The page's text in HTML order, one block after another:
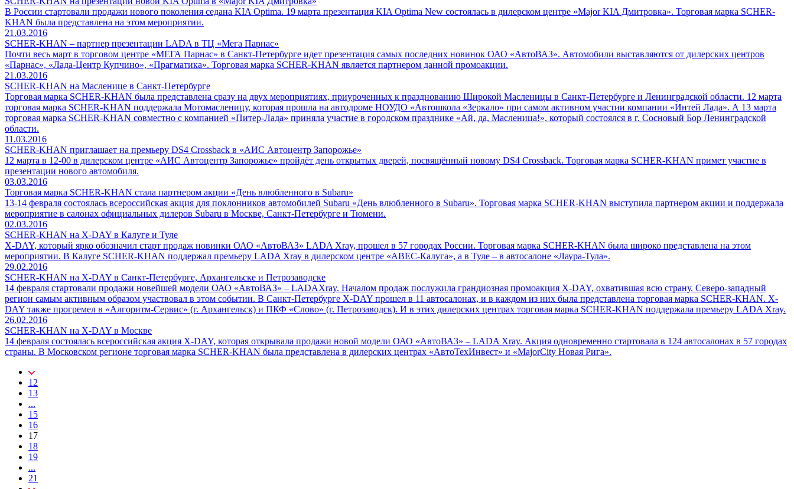
В России стартовали продажи нового поколения седана KIA Optima. 19 марта презентация KIA Optima New состоялась в дилерском центре «Major KIA Дмитровка». Торговая марка SCHER-
KHAN была представлена на этом мероприятии.
21.03.2016
SCHER-KHAN – партнер презентации LADA в ТЦ «Мега Парнас»
Почти весь март в торговом центре «МЕГА Парнас» в Санкт-Петербурге идет презентация самых последних новинок ОАО «АвтоВАЗ». Автомобили выставляются от дилерских центров
«Парнас», «Лада-Центр Купчино», «Прагматика». Торговая марка SCHER-KHAN является партнером данной промоакции.
21.03.2016
SCHER-KHAN на Масленице в Санкт-Петербурге
Торговая марка SCHER-KHAN была представлена сразу на двух мероприятиях, приуроченных к празднованию Широкой Масленицы в Санкт-Петербурге и Ленинградской области. 12 марта
торговая марка SCHER-KHAN поддержала Мотомасленицу, которая прошла на автодроме НОУДО «Автошкола «Зеркало» при самом активном участии компании «Интей Лада». А 13 марта
торговая марка SCHER-KHAN совместно с компанией «Питер-Лада» приняла участие в городском празднике «Ай, да, Масленица!», который состоялся в г. Сосновый Бор Ленинградской
области.
11.03.2016
SCHER-KHAN приглашает на премьеру DS4 Crossback в «АИС Автоцентр Запорожье»
12 марта в 12-00 в дилерском центре «АИС Автоцентр Запорожье» пройдёт день открытых дверей, посвящённый новому DS4 Crossback. Торговая марка SCHER-KHAN примет участие в
презентации нового автомобиля.
03.03.2016
Торговая марка SCHER-KHAN стала партнером акции «День влюбленного в Subaru»
13-14 февраля состоялась всероссийская акция для поклонников автомобилей Subaru «День влюбленного в Subaru». Торговая марка SCHER-KHAN выступила партнером акции и поддержала
мероприятие в салонах официальных дилеров Subaru в Москве, Санкт-Петербурге и Тюмени.
02.03.2016
SCHER-KHAN на X-DAY в Калуге и Туле
X-DAY, который ярко обозначил старт продаж новинки ОАО «АвтоВАЗ» LADA Xray, прошел в 57 городах России. Торговая марка SCHER-KHAN была широко представлена на этом
мероприятии. В Калуге SCHER-KHAN поддержал премьеру LADA Xray в дилерском центре «АВЕС-Калуга», а в Туле – в автосалоне «Лаура-Тула».
29.02.2016
SCHER-KHAN на X-DAY в Санкт-Петербурге, Архангельске и Петрозаводске
14 февраля стартовали продажи новейшей модели ОАО «АвтоВАЗ» – LADAXray. Началом продаж послужила грандиозная промоакция X-DAY, охватившая всю страну. Северо-западный
регион самым активным образом участвовал в этом событии. В Санкт-Петербурге X-DAY прошел в 11 автосалонах, и в каждом из них была представлена торговая марка SCHER-KHAN. X-
DAY также прогремел в «Алгоритм-Сервис» (г. Архангельск) и ПКФ «Слово» (г. Петрозаводск). И в этих дилерских центрах торговая марка SCHER-KHAN поддержала премьеру LADA Xray.
26.02.2016
SCHER-KHAN на X-DAY в Москве
14 февраля состоялась всероссийская акция X-DAY, которая открывала продажи новой модели ОАО «АвтоВАЗ» – LADA Xray. Акция одновременно стартовала в 124 автосалонах в 57 городах
страны. В Московском регионе торговая марка SCHER-KHAN была представлена в дилерских центрах «АвтоТехИнвест» и «MajorCity Новая Рига».
12
13
...
15
16
17
18
19
...
21